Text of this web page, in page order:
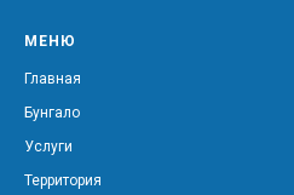
МЕНЮ
Главная
Бунгало
Услуги
Территория